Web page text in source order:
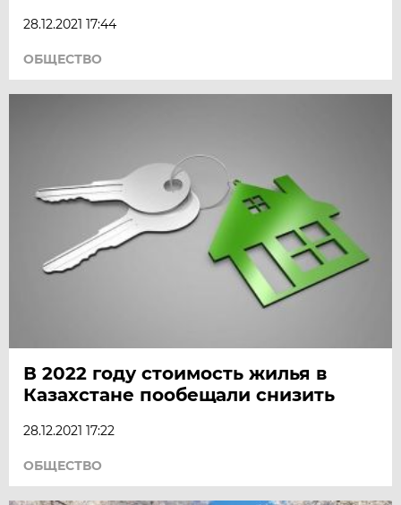
28.12.2021 17:44
ОБЩЕСТВО
В 2022 году стоимость жилья в
Казахстане пообещали снизить
28.12.2021 17:22
ОБЩЕСТВО